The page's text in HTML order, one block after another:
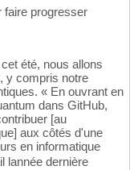
faire progresser
été, nous allons
y compris notre
« En ouvrant en
dans GitHub,
[au
aux côtés d'une
en informatique
dernière